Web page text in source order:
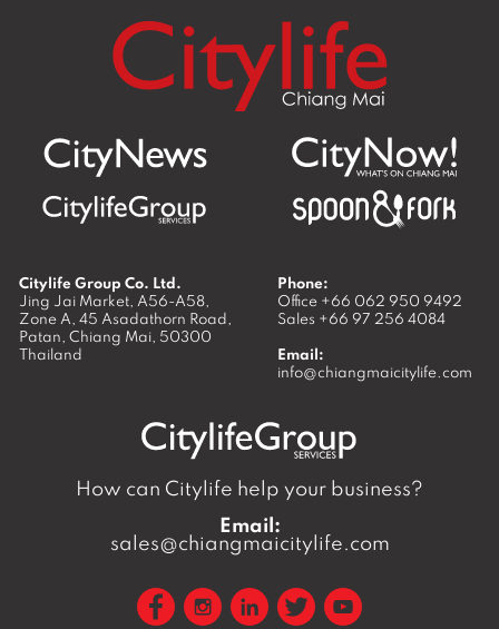
Citylife Group Co. Ltd.
Jing Jai Market, A56-A58,
Zone A, 45 Asadathorn Road,
Patan, Chiang Mai, 50300
Thailand
Phone:
Office +66 062 950 9492
Sales +66 97 256 4084
Email:
info@chiangmaicitylife.com
How can Citylife help your business?
Email:
sales@chiangmaicitylife.com